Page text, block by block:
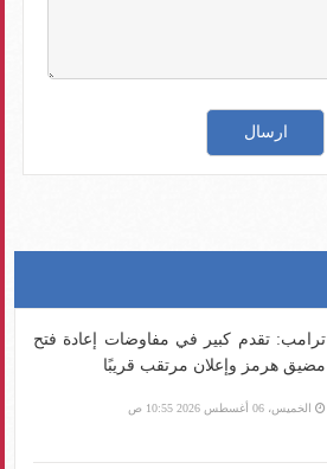
ترامب: تقدم كبير في مفاوضات إعادة فتح
مضيق هرمز وإعلان مرتقب قريبًا
الخميس، 06 أغسطس 2026 10:55 ص